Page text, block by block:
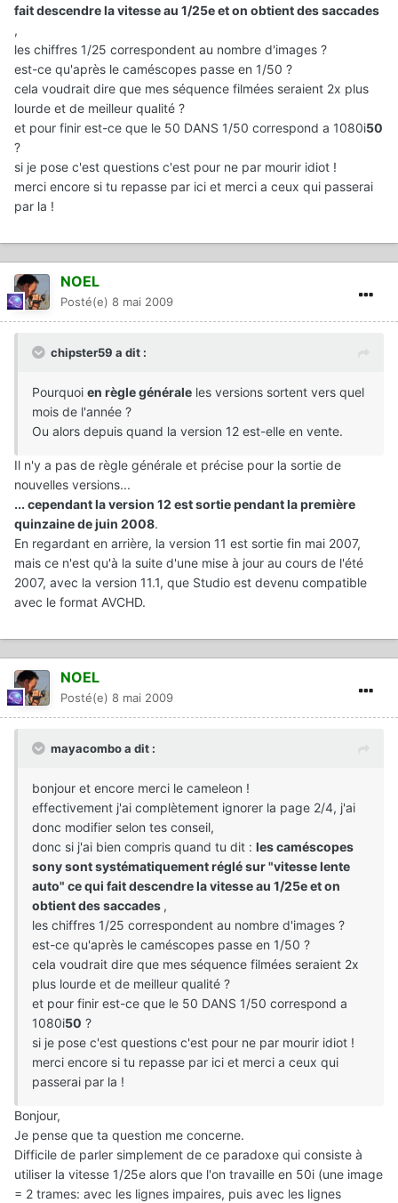
fait descendre la vitesse au 1/25e et on obtient des saccades
,
les chiffres 1/25 correspondent au nombre d'images ?
est-ce qu'après le caméscopes passe en 1/50 ?
cela voudrait dire que mes séquence filmées seraient 2x plus
lourde et de meilleur qualité ?
et pour finir est-ce que le 50 DANS 1/50 correspond a 1080i50
?
si je pose c'est questions c'est pour ne par mourir idiot !
merci encore si tu repasse par ici et merci a ceux qui passerai
par la !
NOEL
Posté(e) 8 mai 2009
chipster59 a dit :
Pourquoi en règle générale les versions sortent vers quel
mois de l'année ?
Ou alors depuis quand la version 12 est-elle en vente.
Il n'y a pas de règle générale et précise pour la sortie de
nouvelles versions...
... cependant la version 12 est sortie pendant la première
quinzaine de juin 2008.
En regardant en arrière, la version 11 est sortie fin mai 2007,
mais ce n'est qu'à la suite d'une mise à jour au cours de l'été
2007, avec la version 11.1, que Studio est devenu compatible
avec le format AVCHD.
NOEL
Posté(e) 8 mai 2009
mayacombo a dit :
bonjour et encore merci le cameleon !
effectivement j'ai complètement ignorer la page 2/4, j'ai
donc modifier selon tes conseil,
donc si j'ai bien compris quand tu dit : les caméscopes
sony sont systématiquement réglé sur "vitesse lente
auto" ce qui fait descendre la vitesse au 1/25e et on
obtient des saccades ,
les chiffres 1/25 correspondent au nombre d'images ?
est-ce qu'après le caméscopes passe en 1/50 ?
cela voudrait dire que mes séquence filmées seraient 2x
plus lourde et de meilleur qualité ?
et pour finir est-ce que le 50 DANS 1/50 correspond a
1080i50 ?
si je pose c'est questions c'est pour ne par mourir idiot !
merci encore si tu repasse par ici et merci a ceux qui
passerai par la !
Bonjour,
Je pense que ta question me concerne.
Difficile de parler simplement de ce paradoxe qui consiste à
utiliser la vitesse 1/25e alors que l'on travaille en 50i (une image
= 2 trames: avec les lignes impaires, puis avec les lignes